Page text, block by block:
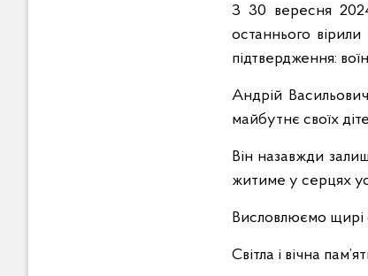
З 30 вересня
останнього
підтвердження:
Андрій
майбутнє своїх
Він назавжди
житиме у серцях
Висловлюємо щирі
Світла і вічна